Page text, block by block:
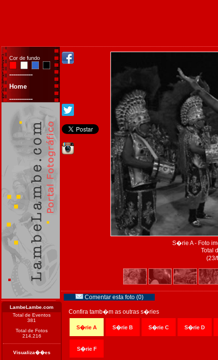
Cor de fundo
------------
Home
------------
LambeLambe.com
Total de Eventos
381
Total de Fotos
214.216
Visualiza��es
S�rie A - Foto
Total
Comentar esta foto (0)
Confira tamb�m as outras s�ries
S�rie A S�rie B S�rie C S�rie D
S�rie F